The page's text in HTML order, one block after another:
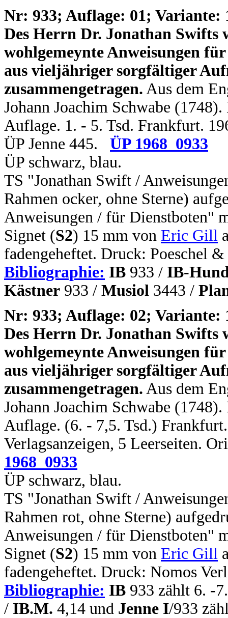
Nr: 933; Auflage: 01; Variante:
Des Herrn Dr. Jonathan Swifts
wohlgemeynteAnweisungen
aus vieljähriger sorgfältiger
zusammengetragen. Aus dem
Johann Joachim Schwabe
Auflage. 1. - 5. Tsd. Frankfurt.
ÜP Jenne 445.
ÜP 1968_0933
ÜP schwarz, blau.
TS "Jonathan Swift /
Rahmen ocker, ohne Sterne)
Anweisungen / für Dienstboten"
Signet (S2) 15 mm von Eric Gill
fadengeheftet. Druck: Poeschel
Bibliographie: IB 933 / IB-
Kästner 933 / Musiol 3443 /
Nr: 933; Auflage: 02; Variante:
Des Herrn Dr. Jonathan Swifts
wohlgemeynteAnweisungen
aus vieljähriger sorgfältiger
zusammengetragen. Aus dem
Johann Joachim Schwabe
Auflage. (6. - 7,5. Tsd.)
Verlagsanzeigen, 5 Leerseiten.
1968_0933
ÜP schwarz, blau.
TS "Jonathan Swift /
Rahmen rot, ohne Sterne)
Anweisungen / für Dienstboten"
Signet (S2) 15 mm von Eric Gill
fadengeheftet. Druck: Nomos
Bibliographie: IB 933 zählt 6. -
/ IB.M. 4,14 und Jenne I/933